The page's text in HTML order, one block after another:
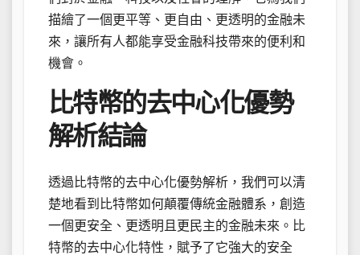
描繪了一個更平等、更自由、更透明的金融未
來，讓所有人都能享受金融科技帶來的便利和
機會。
比特幣的去中心化優勢
解析結論
透過比特幣的去中心化優勢解析，我們可以清
楚地看到比特幣如何顛覆傳統金融體系，創造
一個更安全、更透明且更民主的金融未來。比
特幣的去中心化特性，賦予了它強大的安全